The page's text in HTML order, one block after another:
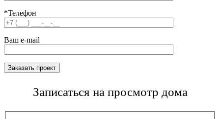
*Телефон
Ваш e-mail
Записаться на просмотр дома